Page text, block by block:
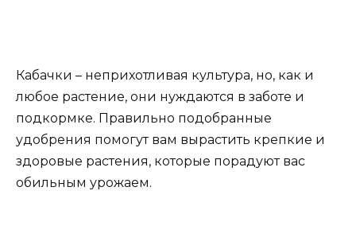
Кабачки – неприхотливая культура, но, как и
любое растение, они нуждаются в заботе и
подкормке. Правильно подобранные
удобрения помогут вам вырастить крепкие и
здоровые растения, которые порадуют вас
обильным урожаем.